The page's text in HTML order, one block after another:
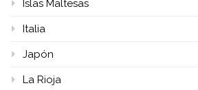
Islas Maltesas
Italia
Japón
La Rioja